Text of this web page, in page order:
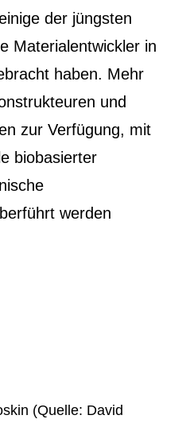
der jüngsten
Materialentwickler in
haben. Mehr
und
zur Verfügung, mit
biobasierter
werden
(Quelle: David